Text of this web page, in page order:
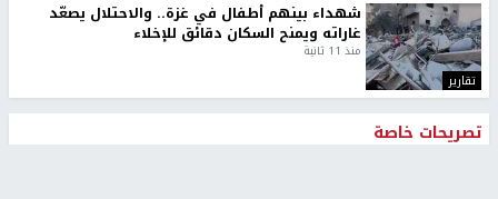
تقارير
شهداء بينهم أطفال في غزة.. والاحتلال يصعّد
غاراته ويمنح السكان دقائق للإخلاء
منذ 11 ثانية
تصريحات خاصة